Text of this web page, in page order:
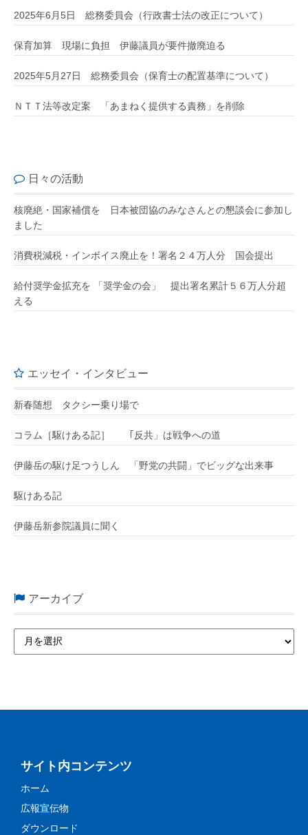
2025年6月5日 総務委員会（行政書士法の改正について）
保育加算 現場に負担 伊藤議員が要件撤廃迫る
2025年5月27日 総務委員会（保育士の配置基準について）
ＮＴＴ法等改定案 「あまねく提供する責務」を削除
日々の活動
核廃絶・国家補償を 日本被団協のみなさんとの懇談会に参加し
ました
消費税減税・インボイス廃止を！署名２４万人分 国会提出
給付奨学金拡充を 「奨学金の会」 提出署名累計５６万人分超
える
エッセイ・インタビュー
新春随想 タクシー乗り場で
コラム［駆けある記］ ｢反共」は戦争への道
伊藤岳の駆け足つうしん 「野党の共闘」でビッグな出来事
駆けある記
伊藤岳新参院議員に聞く
アーカイブ
サイト内コンテンツ
ホーム
広報宣伝物
ダウンロード